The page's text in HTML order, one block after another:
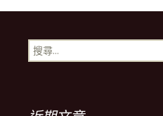
導
覽搜
尋